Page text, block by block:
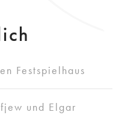
Festspielhaus
und Elgar